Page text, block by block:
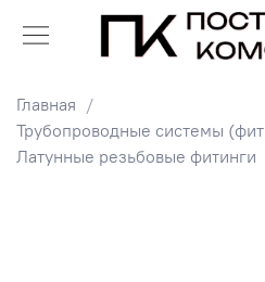
Главная
Трубопроводные системы
Латунные резьбовые фитинги